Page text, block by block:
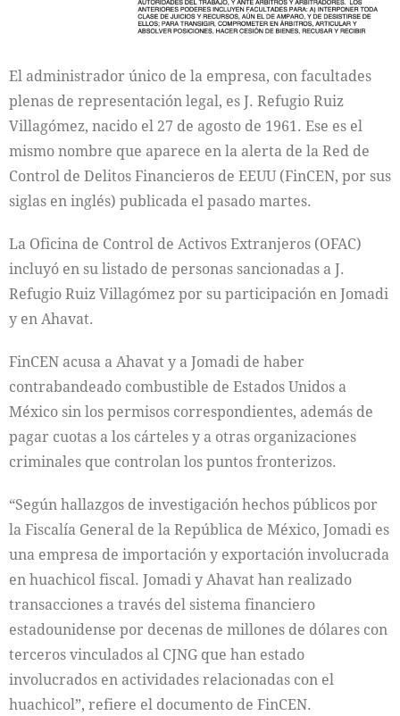
El administrador único de la empresa, con facultades
plenas de representación legal, es J. Refugio Ruiz
Villagómez, nacido el 27 de agosto de 1961. Ese es el
mismo nombre que aparece en la alerta de la Red de
Control de Delitos Financieros de EEUU (FinCEN, por sus
siglas en inglés) publicada el pasado martes.
La Oficina de Control de Activos Extranjeros (OFAC)
incluyó en su listado de personas sancionadas a J.
Refugio Ruiz Villagómez por su participación en Jomadi
y en Ahavat.
FinCEN acusa a Ahavat y a Jomadi de haber
contrabandeado combustible de Estados Unidos a
México sin los permisos correspondientes, además de
pagar cuotas a los cárteles y a otras organizaciones
criminales que controlan los puntos fronterizos.
“Según hallazgos de investigación hechos públicos por
la Fiscalía General de la República de México, Jomadi es
una empresa de importación y exportación involucrada
en huachicol fiscal. Jomadi y Ahavat han realizado
transacciones a través del sistema financiero
estadounidense por decenas de millones de dólares con
terceros vinculados al CJNG que han estado
involucrados en actividades relacionadas con el
huachicol”, refiere el documento de FinCEN.